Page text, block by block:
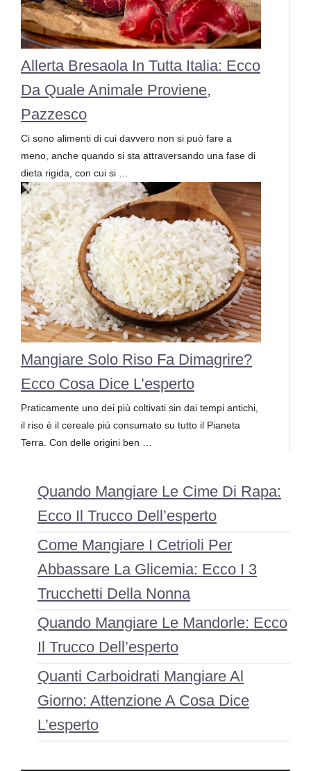
Allerta Bresaola In Tutta Italia: Ecco
Da Quale Animale Proviene,
Pazzesco
Ci sono alimenti di cui davvero non si può fare a
meno, anche quando si sta attraversando una fase di
dieta rigida, con cui si …
Mangiare Solo Riso Fa Dimagrire?
Ecco Cosa Dice L’esperto
Praticamente uno dei più coltivati sin dai tempi antichi,
il riso è il cereale più consumato su tutto il Pianeta
Terra. Con delle origini ben …
Quando Mangiare Le Cime Di Rapa:
Ecco Il Trucco Dell’esperto
Come Mangiare I Cetrioli Per
Abbassare La Glicemia: Ecco I 3
Trucchetti Della Nonna
Quando Mangiare Le Mandorle: Ecco
Il Trucco Dell’esperto
Quanti Carboidrati Mangiare Al
Giorno: Attenzione A Cosa Dice
L’esperto